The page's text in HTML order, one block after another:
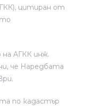
цитиран от
АГКК инж.
че Наредбата
по кадастър